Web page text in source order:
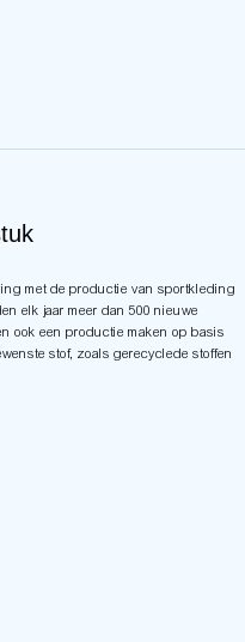
met de productie van sportkleding
elk jaar meer dan 500 nieuwe
ook een productie maken op basis
stof, zoals gerecyclede stoffen